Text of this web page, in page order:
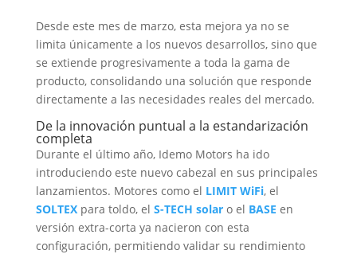
Desde este mes de marzo, esta mejora ya no se
limita únicamente a los nuevos desarrollos, sino que
se extiende progresivamente a toda la gama de
producto, consolidando una solución que responde
directamente a las necesidades reales del mercado.
De la innovación puntual a la estandarización
completa
Durante el último año, Idemo Motors ha ido
introduciendo este nuevo cabezal en sus principales
lanzamientos. Motores como el LIMIT WiFi, el
SOLTEX para toldo, el S-TECH solar o el BASE en
versión extra-corta ya nacieron con esta
configuración, permitiendo validar su rendimiento